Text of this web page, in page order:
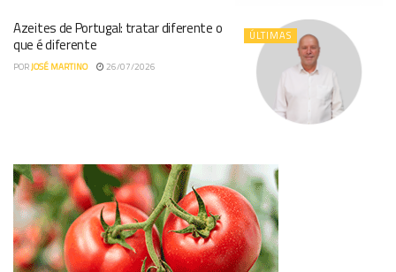
ÚLTIMAS
Azeites de Portugal: tratar diferente o
que é diferente
PORJOSÉ MARTINO 26/07/2026